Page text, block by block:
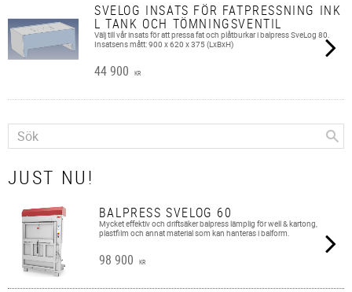
SVELOG INSATS FÖR FATPRESSNING INK
L TANK OCH TÖMNINGSVENTIL
Välj till vår insats för att pressa fat och plåtburkar i balpress SveLog 80.
Insatsens mått: 900 x 620 x 375 (LxBxH)
44 900 KR
JUST NU!
BALPRESS SVELOG 60
Mycket effektiv och driftsäker balpress lämplig för well & kartong,
plastfilm och annat material som kan hanteras i balform.
98 900 KR